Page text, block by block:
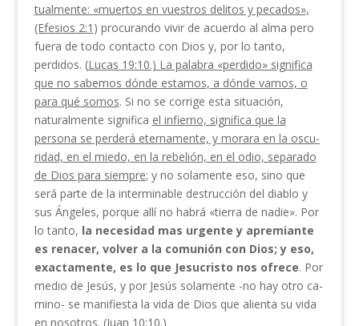
tualmente: «muertos en vuestros delitos y pecados»,
(Efesios 2:1 ) procurando vivir de acuerdo al alma pero
fuera de todo contacto con Dios y, por lo tanto,
perdidos. (Lucas 19:10.) La palabra «perdido» sig­nifica
que no sabemos dónde estamos, a dónde vamos, o
para qué somos. Si no se corrige esta situación,
naturalmente significa el infierno, significa que la
persona se perderá eternamente, y morara en la oscu­
ridad, en el miedo, en la rebelión, en el odio, separado
de Dios para siempre; y no solamente eso, sino que
será parte de la interminable destrucción del diablo y
sus Ángeles, porque allí no habrá «tierra de nadie». Por
lo tanto, la necesidad mas urgente y apremiante
es renacer, volver a la comunión con Dios; y eso,
exac­tamente, es lo que Jesucristo nos ofrece. Por
medio de Jesús, y por Jesús solamente -no hay otro ca­
mino- se manifiesta la vida de Dios que alienta su vida
en nosotros. (Juan 10:10.)